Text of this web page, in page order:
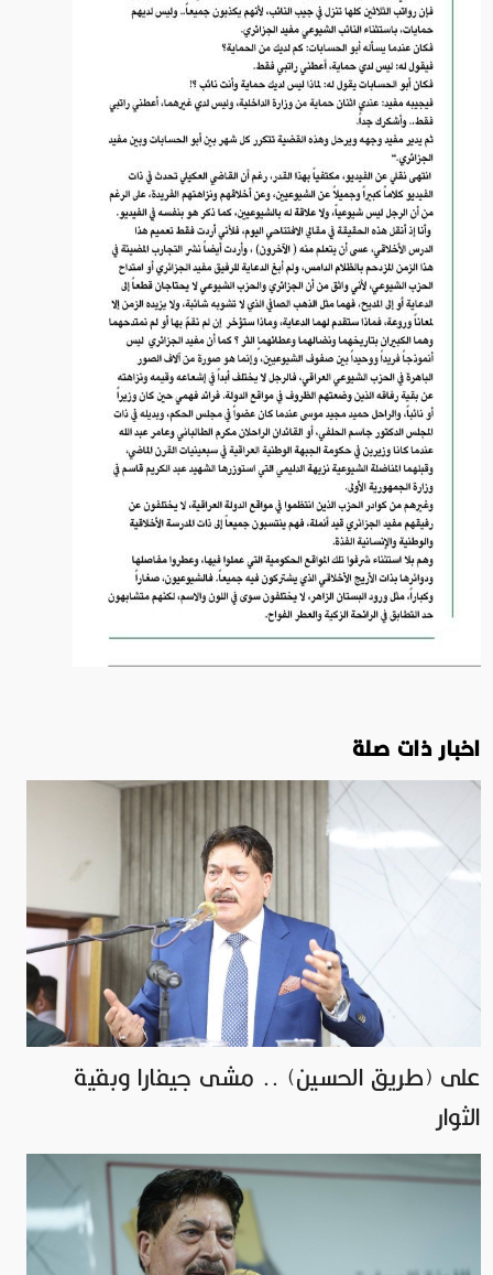
اخبار ذات صلة
على (طريق الحسين) .. مشى جيفارا وبقية
الثوار